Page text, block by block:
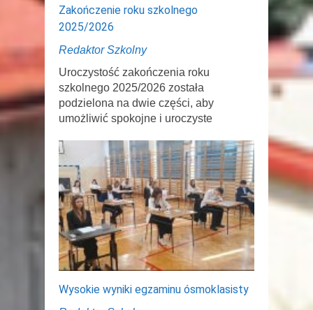
Zakończenie roku szkolnego
2025/2026
Redaktor Szkolny
Uroczystość zakończenia roku
szkolnego 2025/2026 została
podzielona na dwie części, aby
umożliwić spokojne i uroczyste
Wysokie wyniki egzaminu ósmoklasisty